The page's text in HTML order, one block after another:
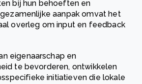
bij hun behoeften en
aanpak omvat het
overleg om input en feedback
eigenaarschap en
te bevorderen, ontwikkelen
initiatieven die lokale